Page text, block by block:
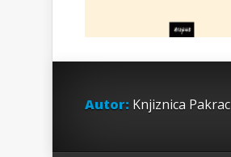
Autor: Knjiznica Pakrac